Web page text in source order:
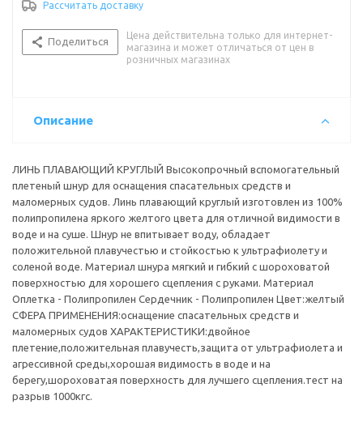
Рассчитать доставку
Поделиться
Цена действительна только для интернет-
магазина и может отличаться от цен в
розничных магазинах
Описание
ЛИНЬ ПЛАВАЮЩИЙ КРУГЛЫЙ Высокопрочный вспомогательный
плетеный шнур для оснащения спасательных средств и
маломерных судов. Линь плавающий круглый изготовлен из 100%
полипропилена яркого желтого цвета для отличной видимости в
воде и на суше. Шнур не впитывает воду, обладает
положительной плавучестью и стойкостью к ультрафиолету и
соленой воде. Материал шнура мягкий и гибкий с шороховатой
поверхностью для хорошего сцепления с руками. Материал
Оплетка - Полипропилен Сердечник - Полипропилен Цвет:желтый
СФЕРА ПРИМЕНЕНИЯ:оснащение спасательных средств и
маломерных судов ХАРАКТЕРИСТИКИ:двойное
плетение,положительная плавучесть,защита от ультрафиолета и
агрессивной среды,хорошая видимость в воде и на
берегу,шороховатая поверхность для лучшего сцепления.тест на
разрыв 1000кгс.